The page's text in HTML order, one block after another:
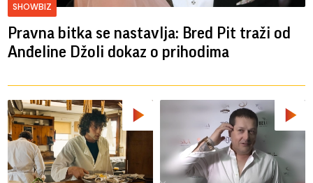
SHOWBIZ
Pravna bitka se nastavlja: Bred ​​Pit traži od
Anđeline Džoli dokaz o prihodima